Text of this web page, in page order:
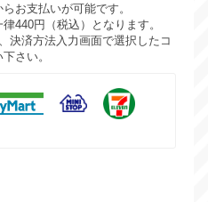
お支払いが可能です。
440円（税込）となります。
決済方法入力画面で選択したコ
さい。